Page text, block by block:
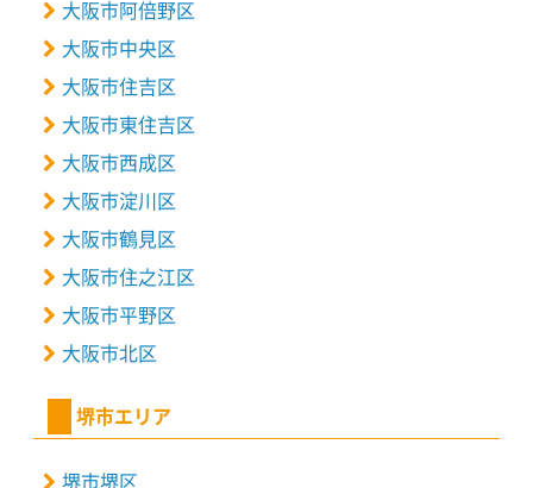
大阪市阿倍野区
大阪市中央区
大阪市住吉区
大阪市東住吉区
大阪市西成区
大阪市淀川区
大阪市鶴見区
大阪市住之江区
大阪市平野区
大阪市北区
堺市エリア
堺市堺区